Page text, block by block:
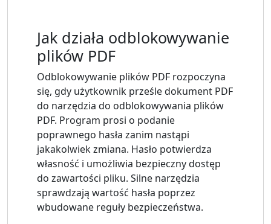
Jak działa odblokowywanie
plików PDF
Odblokowywanie plików PDF rozpoczyna
się, gdy użytkownik prześle dokument PDF
do narzędzia do odblokowywania plików
PDF. Program prosi o podanie
poprawnego hasła zanim nastąpi
jakakolwiek zmiana. Hasło potwierdza
własność i umożliwia bezpieczny dostęp
do zawartości pliku. Silne narzędzia
sprawdzają wartość hasła poprzez
wbudowane reguły bezpieczeństwa.